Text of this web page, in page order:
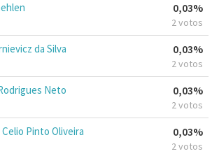
0,03%
2 votos
da Silva 0,03%
2 votos
Neto 0,03%
2 votos
Pinto Oliveira 0,03%
2 votos